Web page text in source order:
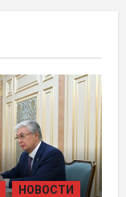
НОВОСТИ